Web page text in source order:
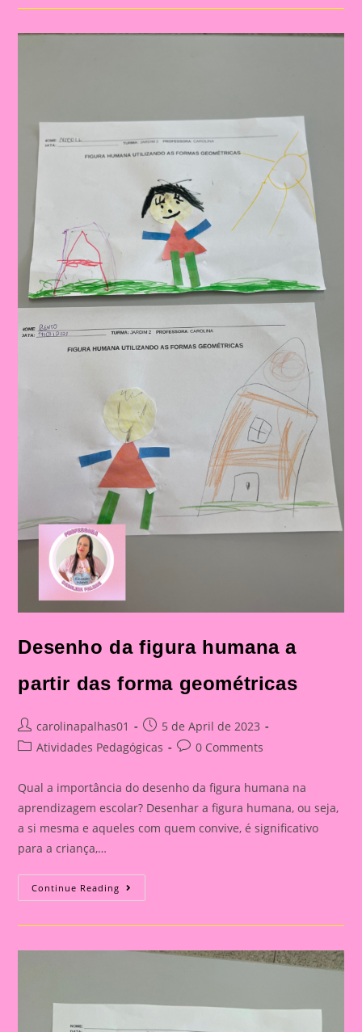
Humana
Das
Desenho da figura humana a
partir das forma geométricas
Post
author:
carolinapalhas01
Post
published:
5 de April de 2023
PostAtividades Pedagógicas
Post0 Comments
Qual a importância do desenho da figura humana na
aprendizagem escolar? Desenhar a figura humana, ou seja,
a si mesma e aqueles com quem convive, é significativo
para a criança,…
Continue Reading Desenho
Da
Das